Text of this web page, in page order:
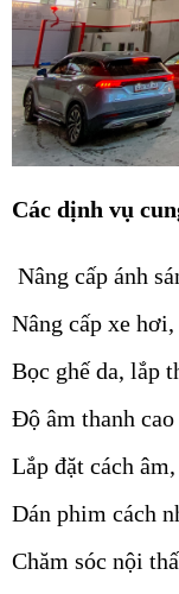
Các dịnh vụ
Nâng cấp ánh
Nâng cấp xe
Bọc ghế da, lắp
Độ âm thanh cao
Lắp đặt cách
Dán phim cách
Chăm sóc nội